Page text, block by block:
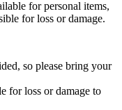
for personal items,
for loss or damage.
so please bring your
for loss or damage to